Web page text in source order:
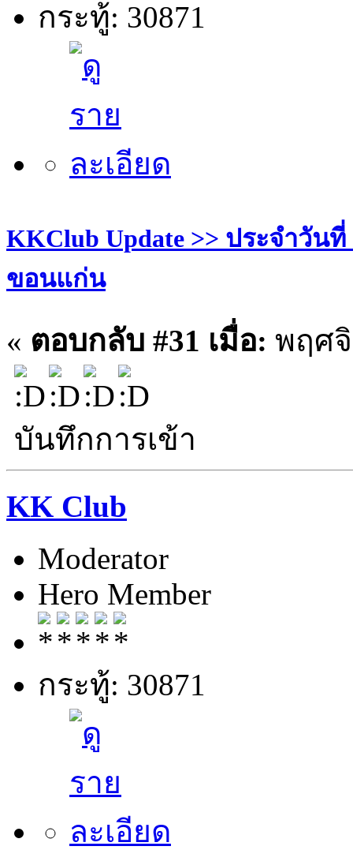
กระทู้: 30871
KKClub Update >> ประจำวันที่
ขอนแก่น
« ตอบกลับ #31 เมื่อ: พฤศจิ
บันทึกการเข้า
KK Club
Moderator
Hero Member
กระทู้: 30871